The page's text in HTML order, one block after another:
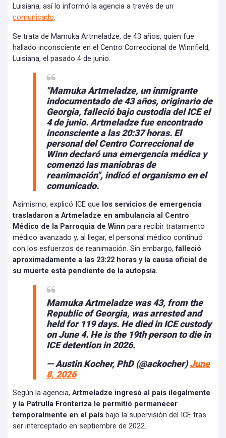
Luisiana, así lo informó la agencia a través de un
comunicado.
Se trata de Mamuka Artmeladze, de 43 años, quien fue
hallado inconsciente en el Centro Correccional de Winnfield,
Luisiana, el pasado 4 de junio.
"Mamuka Artmeladze, un inmigrante
indocumentado de 43 años, originario de
Georgia, falleció bajo custodia del ICE el
4 de junio. Artmeladze fue encontrado
inconsciente a las 20:37 horas. El
personal del Centro Correccional de
Winn declaró una emergencia médica y
comenzó las maniobras de
reanimación", indicó el organismo en el
comunicado.
Asimismo, explicó ICE que los servicios de emergencia
trasladaron a Artmeladze en ambulancia al Centro
Médico de la Parroquia de Winn para recibir tratamiento
médico avanzado y, al llegar, el personal médico continuó
con los esfuerzos de reanimación. Sin embargo,falleció
aproximadamente a las 23:22 horas y la causa oficial de
su muerte está pendiente de la autopsia.
Mamuka Artmeladze was 43, from the
Republic of Georgia, was arrested and
held for 119 days. He died in ICE custody
on June 4. He is the 19th person to die in
ICE detention in 2026.
— Austin Kocher, PhD (@ackocher)June
8, 2026
Según la agencia, Artmeladze ingresó al país ilegalmente
y la Patrulla Fronteriza le permitió permanecer
temporalmente en el país bajo la supervisión del ICE tras
ser interceptado en septiembre de 2022.